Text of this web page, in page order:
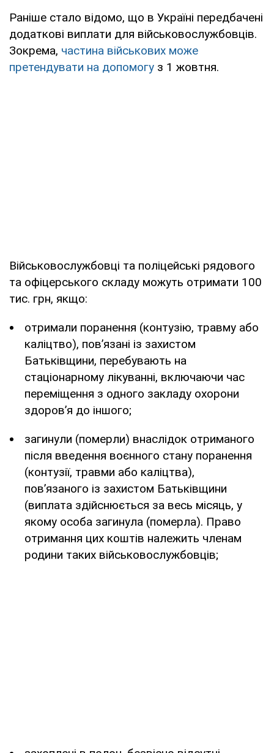
Раніше стало відомо, що в Україні передбачені
додаткові виплати для військовослужбовців.
Зокрема, частина військових може
претендувати на допомогу з 1 жовтня.
Військовослужбовці та поліцейські рядового
та офіцерського складу можуть отримати 100
тис. грн, якщо:
отримали поранення (контузію, травму або
каліцтво), пов’язані із захистом
Батьківщини, перебувають на
стаціонарному лікуванні, включаючи час
переміщення з одного закладу охорони
здоров’я до іншого;
загинули (померли) внаслідок отриманого
після введення воєнного стану поранення
(контузії, травми або каліцтва),
пов’язаного із захистом Батьківщини
(виплата здійснюється за весь місяць, у
якому особа загинула (померла). Право
отримання цих коштів належить членам
родини таких військовослужбовців;